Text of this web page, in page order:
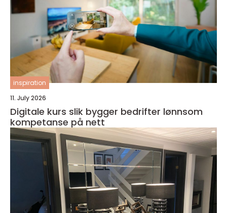
inspiration
11. July 2026
Digitale kurs slik bygger bedrifter lønnsom
kompetanse på nett